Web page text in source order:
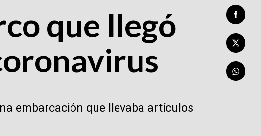
que llegó
embarcación que llevaba artículos